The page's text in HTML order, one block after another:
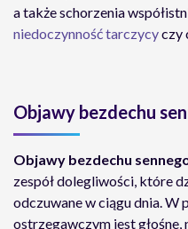
a także schorzenia
niedoczynność tarczycyczy
Objawy bezdechu
Objawy bezdechu
zespół dolegliwości, które
odczuwane w ciągu dnia. W
ostrzegawczym jest głośne,